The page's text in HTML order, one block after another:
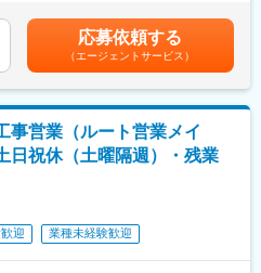
き紙ひとすじに歩んできた当社は、
構築・提案することで、創業以来の
」とを結び付けていきたいと考えて
で、長距離運転はありません。決ま
、仕事の流れも覚えやすいため、ド
してスタートできます。
け
件程度
月・11月）賃金はあくまでも目安の金
下する可能性があります。月給(月額)は
応募依頼する
（エージェントサービス）
事営業（ルート営業メイ
日祝休（土曜隔週）・残業
迎 業種未経験歓迎